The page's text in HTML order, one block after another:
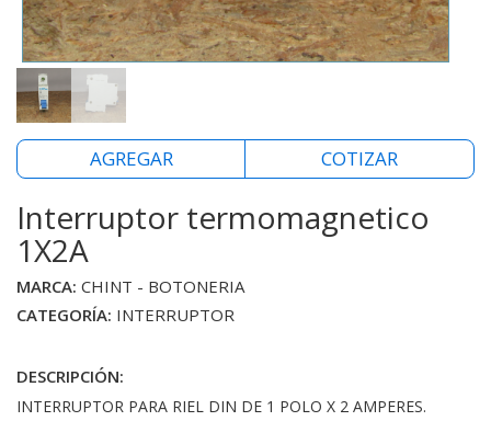
AGREGAR COTIZAR
Interruptor termomagnetico
1X2A
MARCA: CHINT - BOTONERIA
CATEGORÍA: INTERRUPTOR
DESCRIPCIÓN:
INTERRUPTOR PARA RIEL DIN DE 1 POLO X 2 AMPERES.